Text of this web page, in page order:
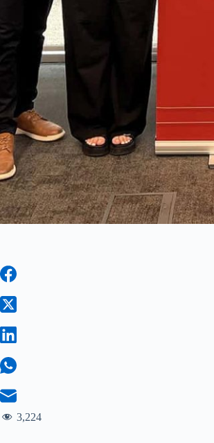
3,224